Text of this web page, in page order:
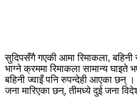
सुदिपसँगै गएकी आमा रिमाकला, बहिनी
भाग्ने क्रममा रिमाकला सामान्य
बहिनी ज्वाइँ पनि रुपन्देही आएका छन्
जना मारिएका छन्, तीमध्ये दुई जना